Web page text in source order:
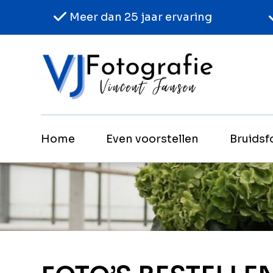
Meer dan 25 jaar ervaring
Home Even voorstellen